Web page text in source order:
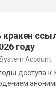
кракен
году
System Account
доступа к